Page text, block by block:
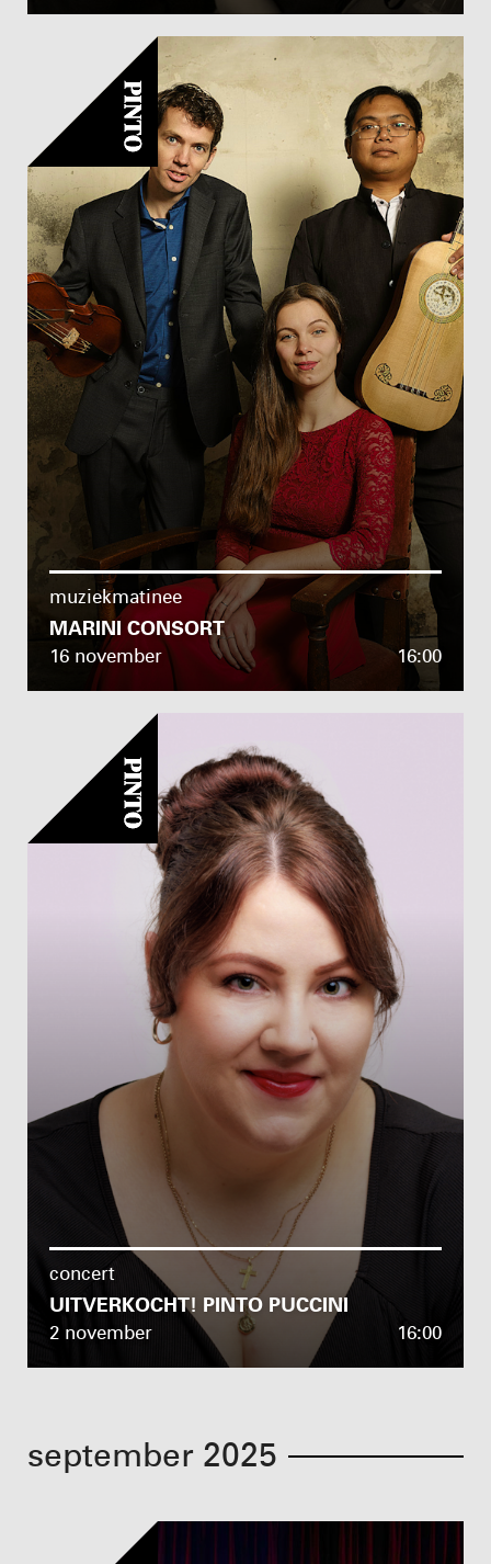
muziekmatinee
MARINI CONSORT
16 november 16:00
concert
UITVERKOCHT! PINTO PUCCINI
2 november 16:00
september 2025